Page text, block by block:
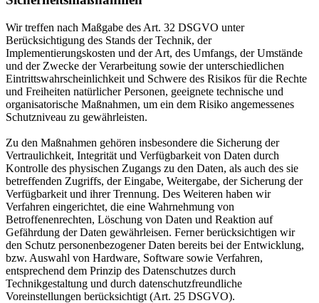
Wir treffen nach Maßgabe des Art. 32 DSGVO unter
Berücksichtigung des Stands der Technik, der
Implementierungskosten und der Art, des Umfangs, der Umstände
und der Zwecke der Verarbeitung sowie der unterschiedlichen
Eintrittswahrscheinlichkeit und Schwere des Risikos für die Rechte
und Freiheiten natürlicher Personen, geeignete technische und
organisatorische Maßnahmen, um ein dem Risiko angemessenes
Schutzniveau zu gewährleisten.
Zu den Maßnahmen gehören insbesondere die Sicherung der
Vertraulichkeit, Integrität und Verfügbarkeit von Daten durch
Kontrolle des physischen Zugangs zu den Daten, als auch des sie
betreffenden Zugriffs, der Eingabe, Weitergabe, der Sicherung der
Verfügbarkeit und ihrer Trennung. Des Weiteren haben wir
Verfahren eingerichtet, die eine Wahrnehmung von
Betroffenenrechten, Löschung von Daten und Reaktion auf
Gefährdung der Daten gewährleisen. Ferner berücksichtigen wir
den Schutz personenbezogener Daten bereits bei der Entwicklung,
bzw. Auswahl von Hardware, Software sowie Verfahren,
entsprechend dem Prinzip des Datenschutzes durch
Technikgestaltung und durch datenschutzfreundliche
Voreinstellungen berücksichtigt (Art. 25 DSGVO).